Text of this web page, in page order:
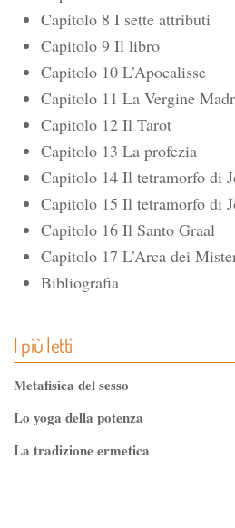
Capitolo 8 I sette attributi
Capitolo 9 Il libro
Capitolo 10 L’Apocalisse
Capitolo 11 La Vergine
Capitolo 12 Il Tarot
Capitolo 13 La profezia
Capitolo 14 Il tetramorfo di
Capitolo 15 Il tetramorfo di
Capitolo 16 Il Santo Graal
Capitolo 17 L’Arca dei
Bibliografia
I più letti
Metafisica del sesso
Lo yoga della potenza
La tradizione ermetica